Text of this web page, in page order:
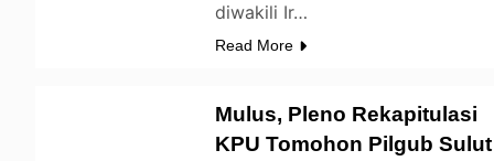
diwakili Ir…
Read More
Mulus, Pleno Rekapitulasi
KPU Tomohon Pilgub Sulut